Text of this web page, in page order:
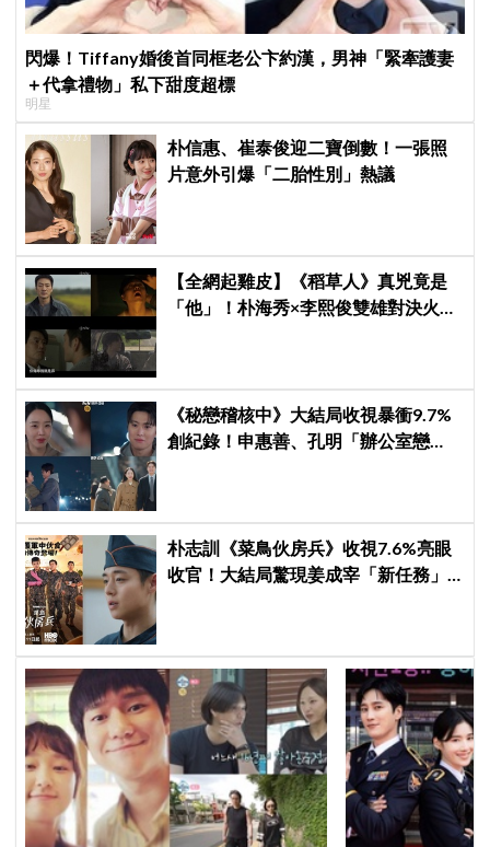
閃爆！Tiffany婚後首同框老公卞約漢，男神「緊牽護妻
＋代拿禮物」私下甜度超標
明星
朴信惠、崔泰俊迎二寶倒數！一張照
片意外引爆「二胎性別」熱議
【全網起雞皮】《稻草人》真兇竟是
「他」！朴海秀×李熙俊雙雄對決火花
《秘戀稽核中》大結局收視暴衝9.7%
創紀錄！申惠善、孔明「辦公室戀
朴志訓《菜鳥伙房兵》收視7.6%亮眼
收官！大結局驚現姜成宰「新任務」